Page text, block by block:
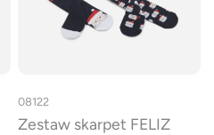
08122
Zestaw skarpet FELIZ